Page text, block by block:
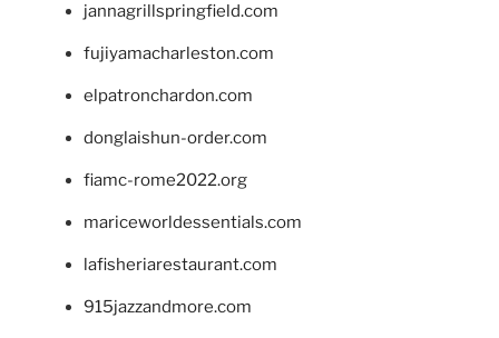
jannagrillspringfield.com
fujiyamacharleston.com
elpatronchardon.com
donglaishun-order.com
fiamc-rome2022.org
mariceworldessentials.com
lafisheriarestaurant.com
915jazzandmore.com